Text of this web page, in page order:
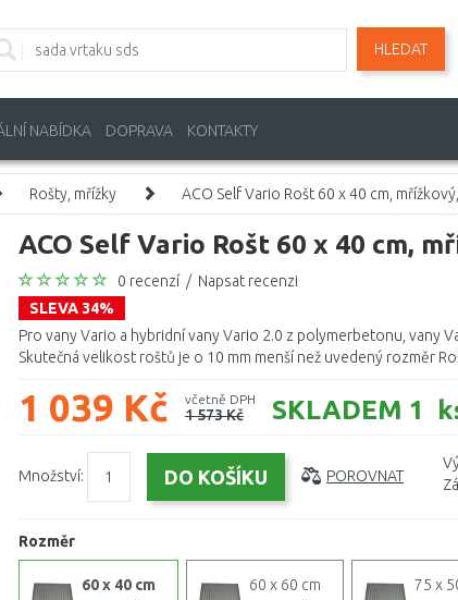
HLEDAT
NABÍDKA DOPRAVA KONTAKTY
Rošty, mřížky ACO Self Vario Rošt 60 x 40 cm,
ACO Self Vario Rošt 60 x 40 cm,
0 recenzí / Napsat recenzi
SLEVA 34%
Pro vany Vario a hybridní vany Vario 2.0 z polymerbetonu, vany
Skutečná velikost roštů je o 10 mm menší než uvedený rozměr
1 039 Kč včetně DPH
1 573 Kč SKLADEM 1
Množství: POROVNAT
Rozměr
60 x 40 cm
60 x 60 cm
75 x